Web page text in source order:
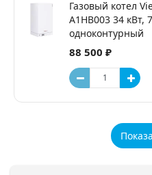
Газовый котел
A1HB003 34 кВт,
одноконтурный
88 500 ₽